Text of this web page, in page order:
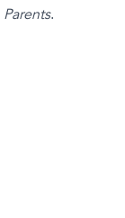
Parents.